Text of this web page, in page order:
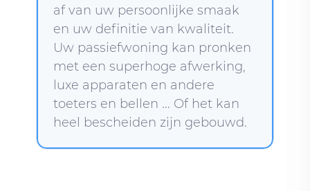
af van uw persoonlijke smaak
en uw definitie van kwaliteit.
Uw passiefwoning kan pronken
met een superhoge afwerking,
luxe apparaten en andere
toeters en bellen ... Of het kan
heel bescheiden zijn gebouwd.